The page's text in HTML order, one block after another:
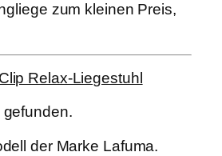
zum kleinen Preis,
Relax-Liegestuhl
der Marke Lafuma.